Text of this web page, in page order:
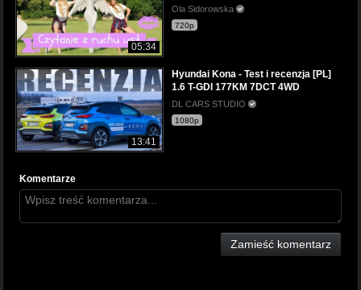
05:34
Ola Sidorowska
720p
13:41
Hyundai Kona - Test i recenzja [PL]
1.6 T-GDI 177KM 7DCT 4WD
DL CARS STUDIO
1080p
Komentarze
Zamieść komentarz